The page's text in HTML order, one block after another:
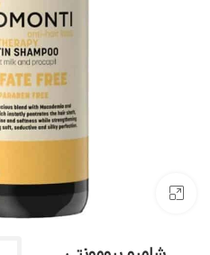
بزرگنمایی تصویر